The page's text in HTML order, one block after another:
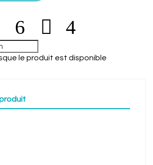
le produit est disponible